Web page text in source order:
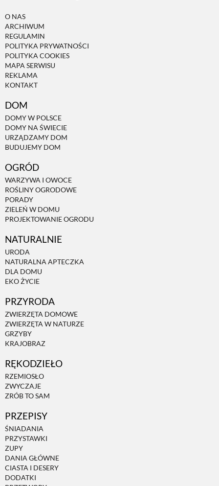
O NAS
ARCHIWUM
REGULAMIN
POLITYKA PRYWATNOŚCI
POLITYKA COOKIES
MAPA SERWISU
REKLAMA
KONTAKT
DOM
DOMY W POLSCE
DOMY NA ŚWIECIE
URZĄDZAMY DOM
BUDUJEMY DOM
OGRÓD
WARZYWA I OWOCE
ROŚLINY OGRODOWE
PORADY
ZIELEŃ W DOMU
PROJEKTOWANIE OGRODU
NATURALNIE
URODA
NATURALNA APTECZKA
DLA DOMU
EKO ŻYCIE
PRZYRODA
ZWIERZĘTA DOMOWE
ZWIERZĘTA W NATURZE
GRZYBY
KRAJOBRAZ
RĘKODZIEŁO
RZEMIOSŁO
ZWYCZAJE
ZRÓB TO SAM
PRZEPISY
ŚNIADANIA
PRZYSTAWKI
ZUPY
DANIA GŁÓWNE
CIASTA I DESERY
DODATKI